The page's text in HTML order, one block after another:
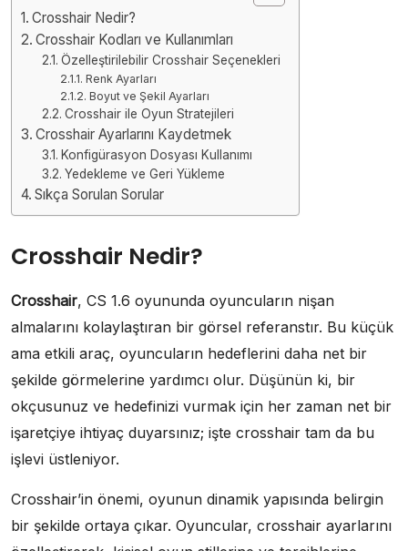
Crosshair Nedir?
Crosshair Kodları ve Kullanımları
Özelleştirilebilir Crosshair Seçenekleri
Renk Ayarları
Boyut ve Şekil Ayarları
Crosshair ile Oyun Stratejileri
Crosshair Ayarlarını Kaydetmek
Konfigürasyon Dosyası Kullanımı
Yedekleme ve Geri Yükleme
Sıkça Sorulan Sorular
Crosshair Nedir?
Crosshair, CS 1.6 oyununda oyuncuların nişan
almalarını kolaylaştıran bir görsel referanstır. Bu küçük
ama etkili araç, oyuncuların hedeflerini daha net bir
şekilde görmelerine yardımcı olur. Düşünün ki, bir
okçusunuz ve hedefinizi vurmak için her zaman net bir
işaretçiye ihtiyaç duyarsınız; işte crosshair tam da bu
işlevi üstleniyor.
Crosshair’in önemi, oyunun dinamik yapısında belirgin
bir şekilde ortaya çıkar. Oyuncular, crosshair ayarlarını